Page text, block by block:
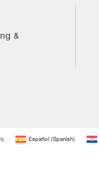
&
) Español(Spanish)